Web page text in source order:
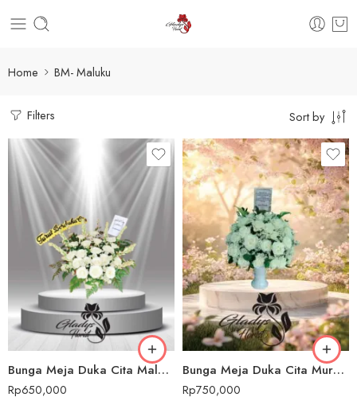
Home BM- Maluku
Filters Sort by
Bunga Meja Duka Cita Maluku
Rp650,000
Bunga Meja Duka Cita Murah Maluku
Rp750,000